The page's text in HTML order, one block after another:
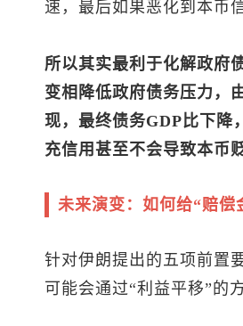
速，最后如果恶化到本币
所以其实最利于化解政府
变相降低政府债务压力，
现，最终债务GDP比下降
充信用甚至不会导致本币
未来演变：如何给“赔偿
针对伊朗提出的五项前置
可能会通过“利益平移”的